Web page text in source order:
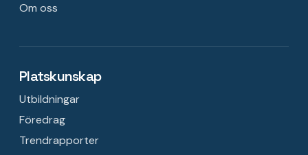
Om oss
Platskunskap
Utbildningar
Föredrag
Trendrapporter